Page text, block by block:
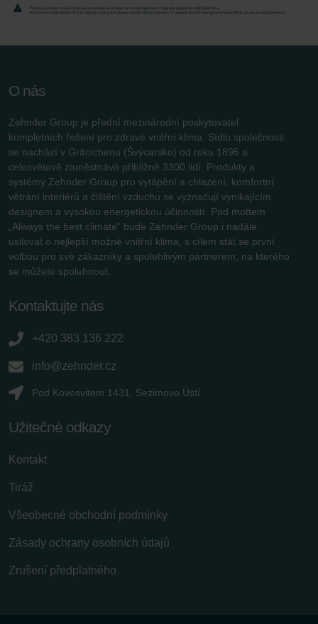
O nás
Zehnder Group je přední mezinárodní poskytovatel
kompletních řešení pro zdravé vnitřní klima. Sídlo společnosti
se nachází v Gränichenu (Švýcarsko) od roku 1895 a
celosvětově zaměstnává přibližně 3300 lidí. Produkty a
systémy Zehnder Group pro vytápění a chlazení, komfortní
větrání interiérů a čištění vzduchu se vyznačují vynikajícím
designem a vysokou energetickou účinností. Pod mottem
„Always the best climate“ bude Zehnder Group i nadále
usilovat o nejlepší možné vnitřní klima, s cílem stát se první
volbou pro své zákazníky a spolehlivým partnerem, na kterého
se můžete spolehnout.
Kontaktujte nás
+420 383 136 222
info@zehnder.cz
Pod Kovosvitem 1431, Sezimovo Ústí
Užitečné odkazy
Kontakt
Tiráž
Všeobecné obchodní podmínky
Zásady ochrany osobních údajů
Zrušení předplatného